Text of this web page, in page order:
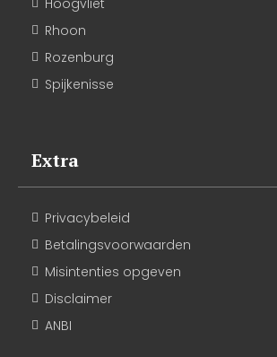
Rhoon
Rozenburg
Spijkenisse
Extra
Privacybeleid
Betalingsvoorwaarden
Misintenties opgeven
Disclaimer
ANBI